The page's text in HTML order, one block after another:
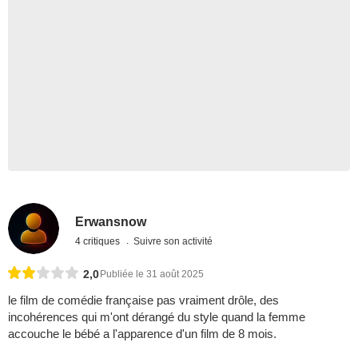
Erwansnow
4 critiques Suivre son activité
2,0 Publiée le 31 août 2025
le film de comédie française pas vraiment drôle, des
incohérences qui m'ont dérangé du style quand la femme
accouche le bébé a l'apparence d'un film de 8 mois.